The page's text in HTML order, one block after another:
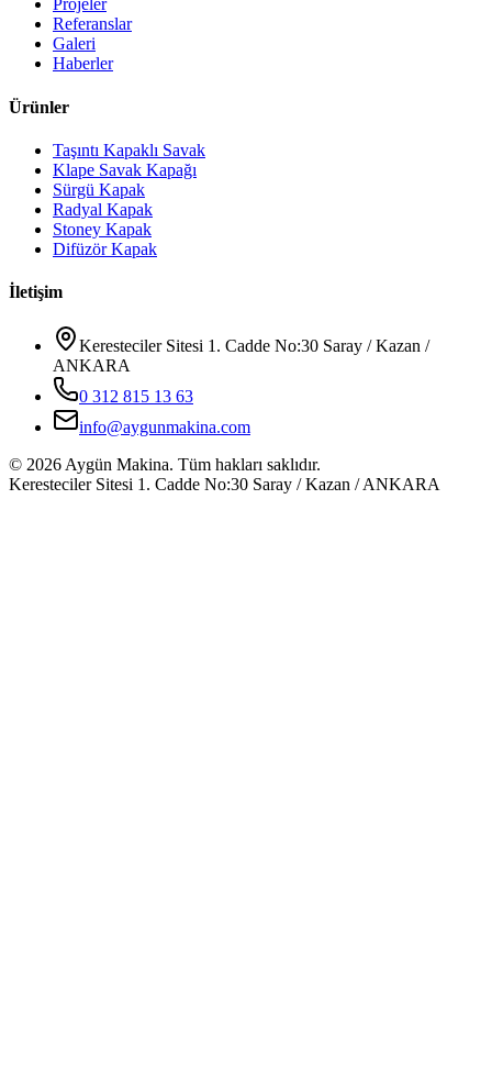
Projeler
Referanslar
Galeri
Haberler
Ürünler
Taşıntı Kapaklı Savak
Klape Savak Kapağı
Sürgü Kapak
Radyal Kapak
Stoney Kapak
Difüzör Kapak
İletişim
Keresteciler Sitesi 1. Cadde No:30 Saray / Kazan /
ANKARA
0 312 815 13 63
info@aygunmakina.com
© 2026Aygün Makina. Tüm hakları saklıdır.
Keresteciler Sitesi 1. Cadde No:30 Saray / Kazan / ANKARA